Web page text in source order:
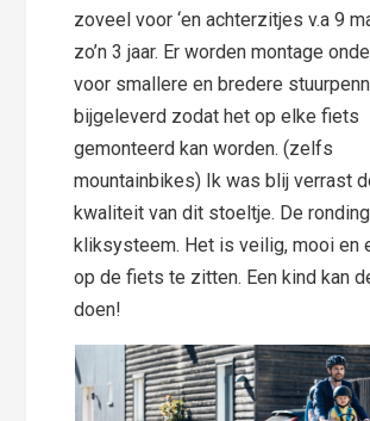
zoveel voor ‘en achterzitjes v.a 9
zo’n 3 jaar. Er worden montage
voor smallere en bredere
bijgeleverd zodat het op elke fiets
gemonteerd kan worden. (zelfs
mountainbikes) Ik was blij verrast
kwaliteit van dit stoeltje. De
kliksysteem. Het is veilig, mooi en
op de fiets te zitten. Een kind kan
doen!